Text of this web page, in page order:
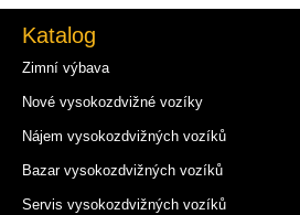
Katalog
Zimní výbava
Nové vysokozdvižné vozíky
Nájem vysokozdvižných vozíků
Bazar vysokozdvižných vozíků
Servis vysokozdvižných vozíků